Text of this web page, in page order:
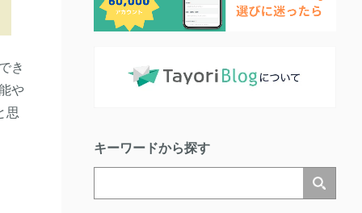
き
や
思
キーワードから探す